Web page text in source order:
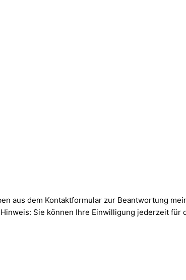
aus dem Kontaktformular zur Beantwortung
Sie können Ihre Einwilligung jederzeit für